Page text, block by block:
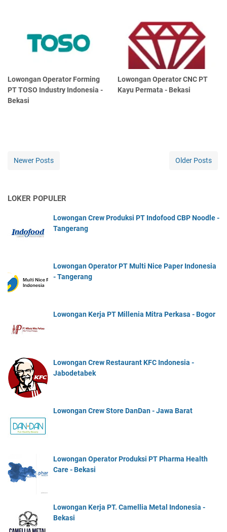
Lowongan Operator Forming
PT TOSO Industry Indonesia -
Bekasi
Lowongan Operator CNC PT
Kayu Permata - Bekasi
Newer Posts Older Posts
LOKER POPULER
Lowongan Crew Produksi PT Indofood CBP Noodle -
Tangerang
Lowongan Operator PT Multi Nice Paper Indonesia
- Tangerang
Lowongan Kerja PT Millenia Mitra Perkasa - Bogor
Lowongan Crew Restaurant KFC Indonesia -
Jabodetabek
Lowongan Crew Store DanDan - Jawa Barat
Lowongan Operator Produksi PT Pharma Health
Care - Bekasi
Lowongan Kerja PT. Camellia Metal Indonesia -
Bekasi